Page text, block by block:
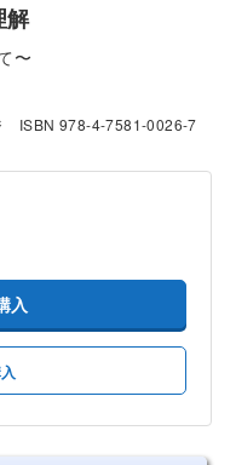
解
〜
ISBN 978-4-7581-0026-7
入